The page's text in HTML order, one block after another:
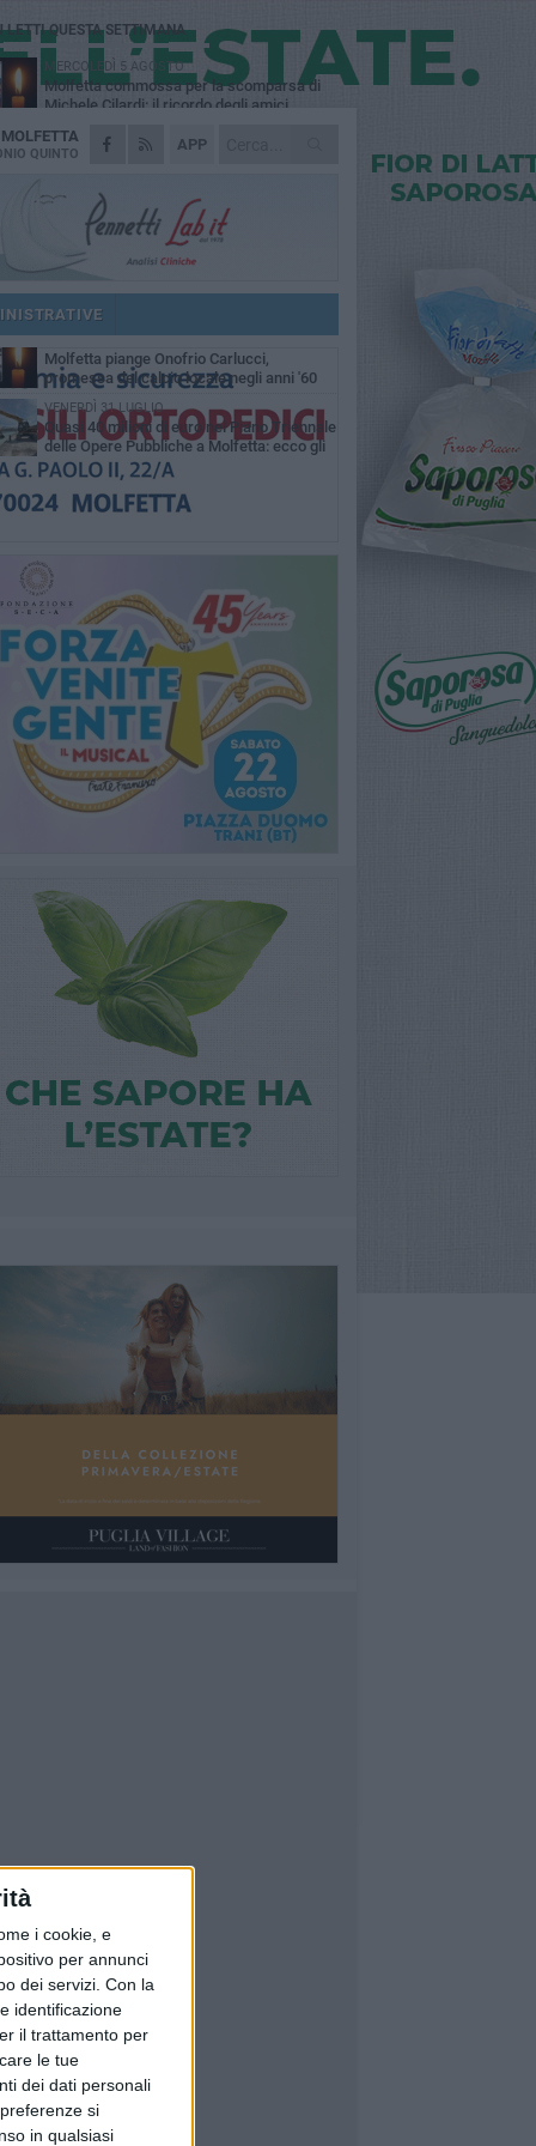
i cookie, e
per annunci
dei servizi. Con la
identificazione
il trattamento per
le tue
dei dati personali
si
in qualsiasi
APP
MOLFETTA
QUINTO
LETTI QUESTA SETTIMANA
MERCOLEDÌ 5 AGOSTO
Molfetta commossa per la scomparsa di
Michele Cilardi: il ricordo degli amici
VENERDÌ 31 LUGLIO
TARI 2026, il Sindaco anticipa gli aumenti:
SABATO 1 AGOSTO
La MTM Molfetta cerca autisti e
accompagnatori per gli scuolabus:
il bando
SABATO 1 AGOSTO
Consiglio comunale, Siragusa replica ad
Amato: «Mai limitato il diritto di parola, ho
VENERDÌ 31 LUGLIO
Molfetta piange Onofrio Carlucci,
promessa del calcio locale negli anni '60
VENERDÌ 31 LUGLIO
Quasi 40 milioni di euro nel Piano Triennale
delle Opere Pubbliche a Molfetta: ecco gli
previsti fino al 2028